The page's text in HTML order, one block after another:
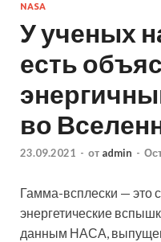
NASA
У ученых
есть
во
23.09.2021 - от admin -
Гамма-всплески — это
энергетические
данным НАСА,